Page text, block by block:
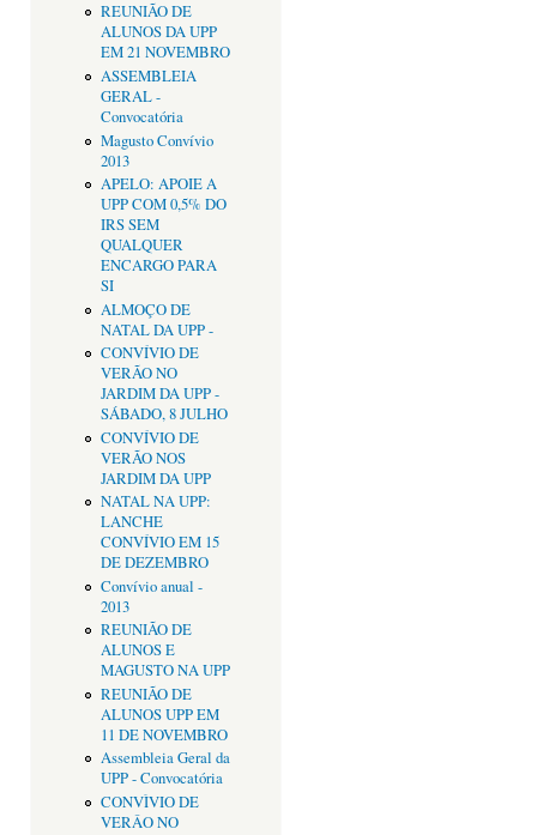
REUNIÃO DE
ALUNOS DA UPP
EM 21 NOVEMBRO
ASSEMBLEIA
GERAL -
Convocatória
Magusto Convívio
2013
APELO: APOIE A
UPP COM 0,5% DO
IRS SEM
QUALQUER
ENCARGO PARA
SI
ALMOÇO DE
NATAL DA UPP -
CONVÍVIO DE
VERÃO NO
JARDIM DA UPP -
SÁBADO, 8 JULHO
CONVÍVIO DE
VERÃO NOS
JARDIM DA UPP
NATAL NA UPP:
LANCHE
CONVÍVIO EM 15
DE DEZEMBRO
Convívio anual -
2013
REUNIÃO DE
ALUNOS E
MAGUSTO NA UPP
REUNIÃO DE
ALUNOS UPP EM
11 DE NOVEMBRO
Assembleia Geral da
UPP - Convocatória
CONVÌVIO DE
VERÂO NO